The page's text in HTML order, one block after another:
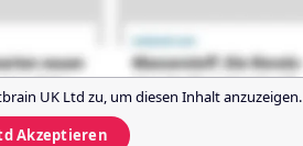
UK Ltd zu, um diesen Inhalt anzuzeigen.
Akzeptieren